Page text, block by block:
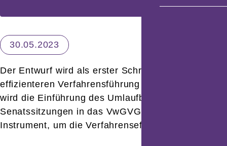
30.05.2023
Der Entwurf wird als erster Schritt zu einer
effizienteren Verfahrensführung begrüßt. Angeregt
wird die Einführung des Umlaufbeschlusses für
Senatssitzungen in das VwGVG als weiteres
Instrument, um die Verfahrenseffizienz zu fördern.